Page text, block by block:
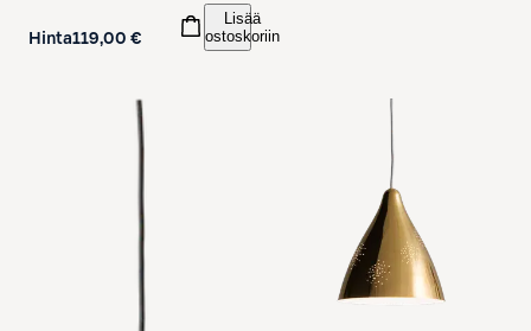
Hinta119,00 €
Lisää
ostoskoriin